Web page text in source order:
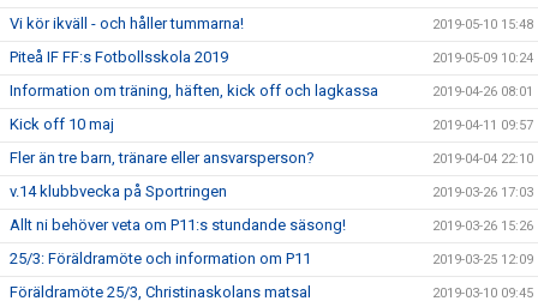
Vi kör ikväll - och håller tummarna! 2019-05-10 15:48
Piteå IF FF:s Fotbollsskola 2019 2019-05-09 10:24
Information om träning, häften, kick off och lagkassa 2019-04-26 08:01
Kick off 10 maj 2019-04-11 09:57
Fler än tre barn, tränare eller ansvarsperson? 2019-04-04 22:10
v.14 klubbvecka på Sportringen 2019-03-26 17:03
Allt ni behöver veta om P11:s stundande säsong! 2019-03-26 15:26
25/3: Föräldramöte och information om P11 2019-03-25 12:09
Föräldramöte 25/3, Christinaskolans matsal 2019-03-10 09:45